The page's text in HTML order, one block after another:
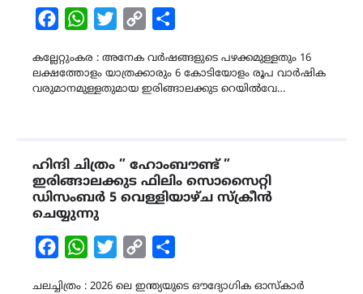
FacebookWhatsAppTwitterCopy
കല്ലേറ്റുംകര : അനേക വർഷങ്ങളുടെ പഴക്കമുള്ളതും 16
ലക്ഷത്തോളം യാത്രക്കാരും 6 കോടിയോളം രൂപ വാർഷിക
വരുമാനമുള്ളതുമായ ഇരിങ്ങാലക്കുട റെയിൽവേ…
ഹിന്ദി ചിത്രം ” ഹോംബൗണ്ട് ”
ഇരിങ്ങാലക്കുട ഫിലിം സൊസൈറ്റി
ഡിസംബർ 5 വെള്ളിയാഴ്ച സ്ക്രീൻ
ചെയ്യുന്നു
FacebookWhatsAppTwitterCopy
ചലച്ചിത്രം : 2026 ലെ ഇന്ത്യയുടെ ഔദ്യോഗിക ഓസ്കാർ